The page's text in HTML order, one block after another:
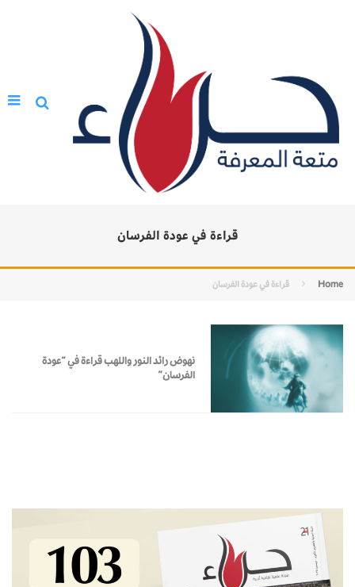
قراءة في عودة الفرسان
Home قراءة في عودة الفرسان
نهوض رائد النور واللهب قراءة في “عودة
الفرسان”